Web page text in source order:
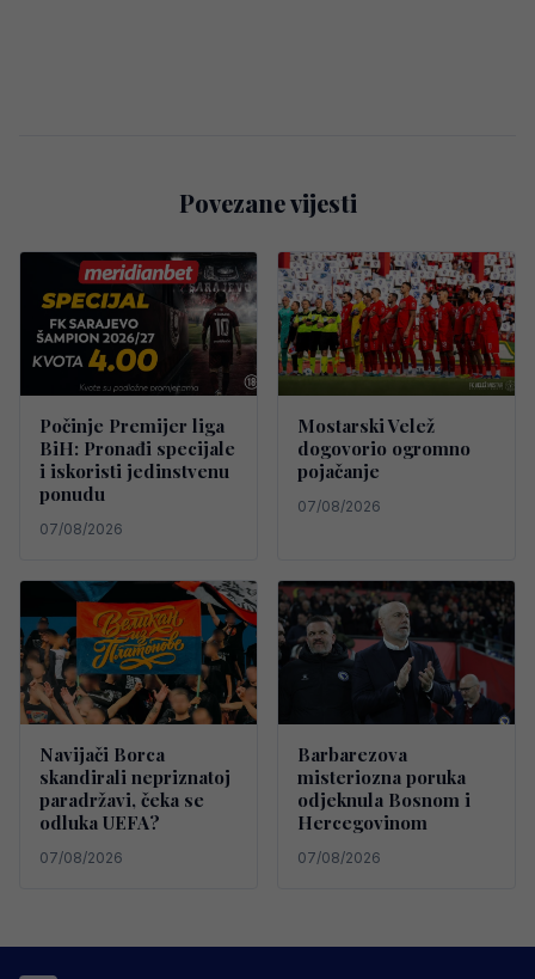
Povezane vijesti
Počinje Premijer liga
BiH: Pronađi specijale
i iskoristi jedinstvenu
ponudu
07/08/2026
Mostarski Velež
dogovorio ogromno
pojačanje
07/08/2026
Navijači Borca
skandirali nepriznatoj
paradržavi, čeka se
odluka UEFA?
07/08/2026
Barbarezova
misteriozna poruka
odjeknula Bosnom i
Hercegovinom
07/08/2026